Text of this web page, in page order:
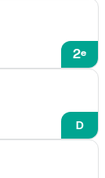
2e
D